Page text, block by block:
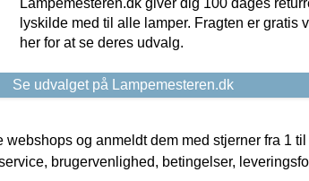
lyskilde med til alle lamper. Fragten er gratis
her for at se deres udvalg.
Se udvalget på Lampemesteren.dk
og anmeldt dem med stjerner fra 1
brugervenlighed, betingelser,